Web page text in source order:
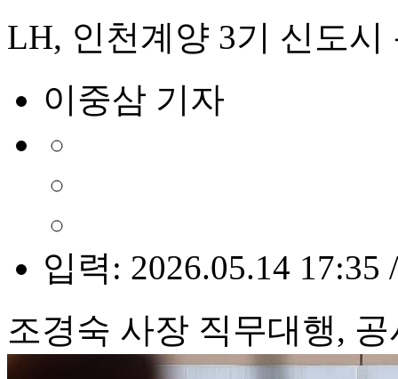
LH, 인천계양 3기 신도
이중삼 기자
입력: 2026.05.14 17:35
조경숙 사장 직무대행,